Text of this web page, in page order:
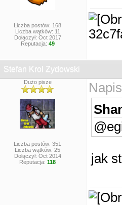
Liczba postów: 168
Liczba wątków: 11
Dołączył: Oct 2017
Reputacja: 49
Stefan Krol Zydowski
Dużo pisze
Liczba postów: 351
Liczba wątków: 25
Dołączył: Oct 2014
Reputacja: 118 jak